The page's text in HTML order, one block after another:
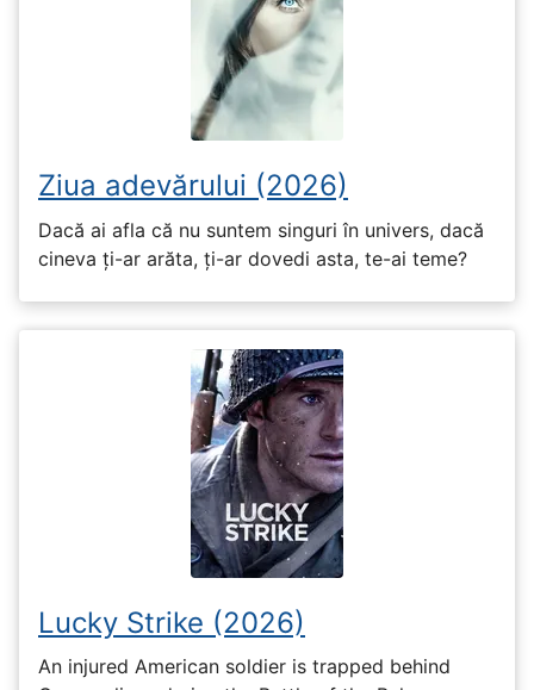
Ziua adevărului (2026)
Dacă ai afla că nu suntem singuri în univers, dacă
cineva ți-ar arăta, ți-ar dovedi asta, te-ai teme?
Lucky Strike (2026)
An injured American soldier is trapped behind